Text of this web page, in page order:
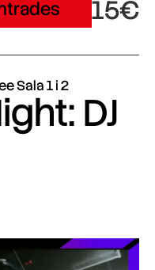
15€
Sala 1 i 2
DJ